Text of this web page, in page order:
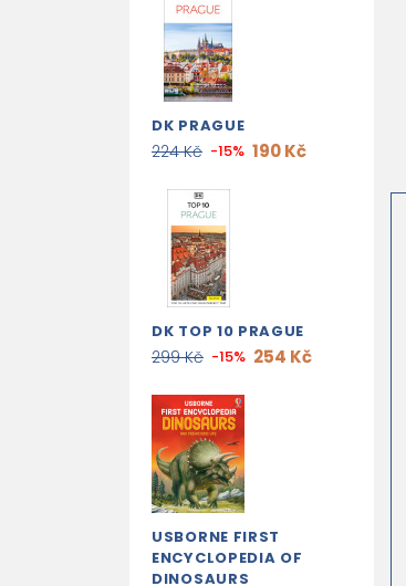
DK PRAGUE
224 Kč -15% 190 Kč
DK TOP 10 PRAGUE
299 Kč -15% 254 Kč
USBORNE FIRST
ENCYCLOPEDIA OF
DINOSAURS